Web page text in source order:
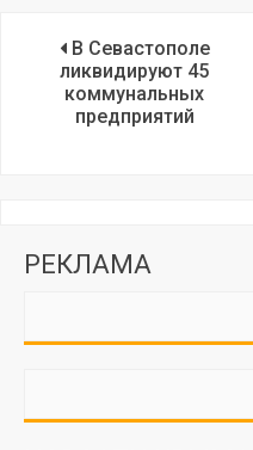
В Севастополе
ликвидируют 45
коммунальных
предприятий
РЕКЛАМА